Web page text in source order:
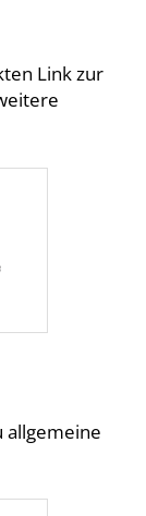
Link zur
allgemeine